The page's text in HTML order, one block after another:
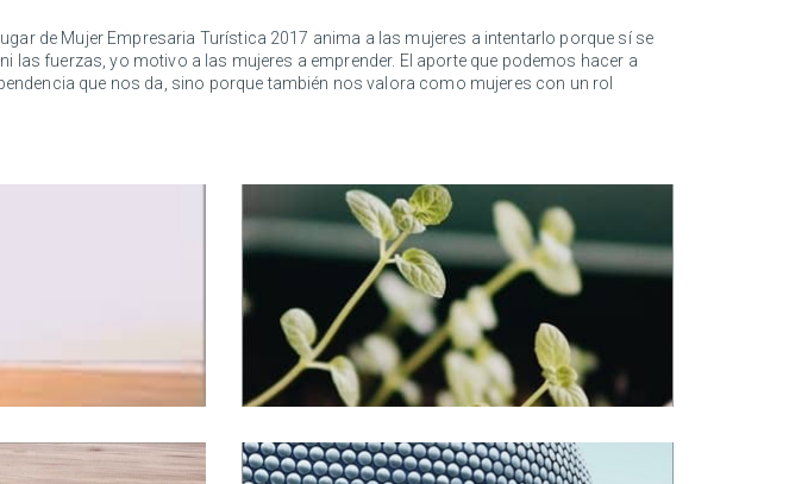
de Mujer Empresaria Turística 2017 anima a las mujeres a intentarlo porque sí se
las fuerzas, yo motivo a las mujeres a emprender. El aporte que podemos hacer a
que nos da, sino porque también nos valora como mujeres con un rol